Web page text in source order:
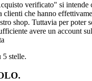
verificato" si intende
clienti che hanno
shop. Tuttavia per poter
avere un account
5 stelle.